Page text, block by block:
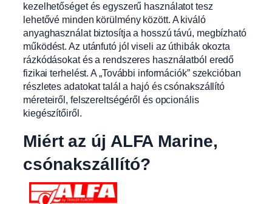
kezelhetőséget és egyszerű használatot tesz
lehetővé minden körülmény között. A kiváló
anyaghasználat biztosítja a hosszú távú, megbízható
működést. Az utánfutó jól viseli az úthibák okozta
rázkódásokat és a rendszeres használatból eredő
fizikai terhelést. A „További információk” szekcióban
részletes adatokat talál a hajó és csónakszállító
méreteiről, felszereltségéről és opcionális
kiegészítőiről.
Miért az új ALFA Marine,
csónakszállító?